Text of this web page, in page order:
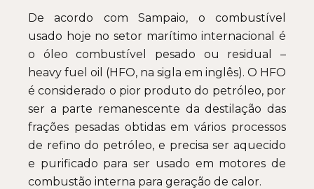
De acordo com Sampaio, o combustível
usado hoje no setor marítimo internacional é
o óleo combustível pesado ou residual –
heavy fuel oil (HFO, na sigla em inglês). O HFO
é considerado o pior produto do petróleo, por
ser a parte remanescente da destilação das
frações pesadas obtidas em vários processos
de refino do petróleo, e precisa ser aquecido
e purificado para ser usado em motores de
combustão interna para geração de calor.